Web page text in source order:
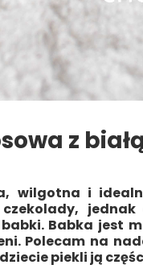
z
wilgotna i
babki. Babka jest
Polecam na
piekli ją